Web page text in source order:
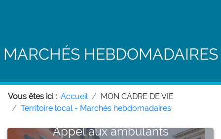
MARCHÉS HEBDOMADAIRES
Vous êtes ici : Accueil
MON CADRE DE VIE
Territoire local - Marchés hebdomadaires
Appel aux ambulants